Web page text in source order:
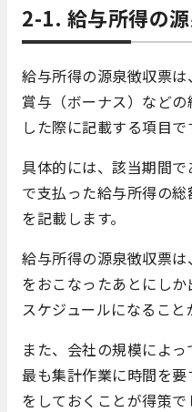
2-1. 給与所得の
給与所得の源泉徴収票は
賞与（ボーナス）など
した際に記載する項目で
具体的には、該当期間
で支払った給与所得の
を記載します。
給与所得の源泉徴収票
をおこなったあとにし
スケジュールになること
また、会社の規模によ
最も集計作業に時間を
をしておくことが得策で